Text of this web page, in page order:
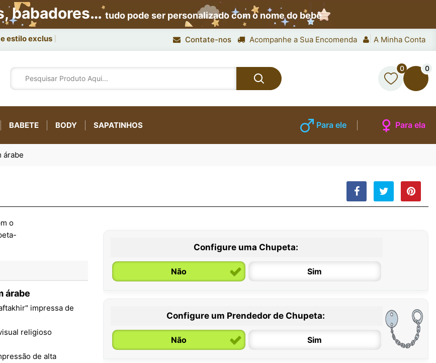
babadores…tudo pode ser personalizado com o nome do bebê
estilo exclusivo. Contate-nos Acompanhe a Sua Encomenda A Minha Conta
0 0
BABETE BODY SAPATINHOS Para ele Para ela
árabe
árabe
impressa de
religioso
de alta
Configure uma Chupeta:
Não Sim
0 / 6 meses
Configure um Prendedor de Chupeta:
Não Sim